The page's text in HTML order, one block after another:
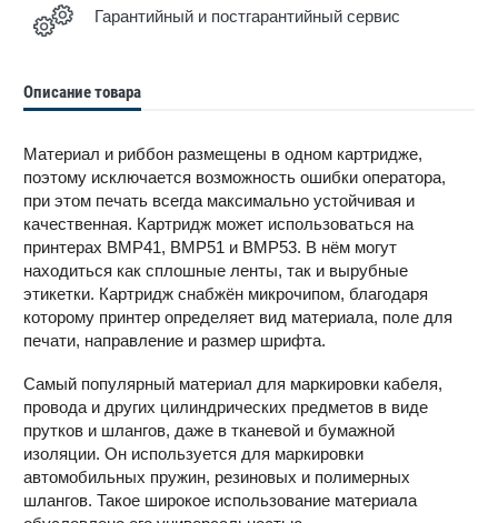
Гарантийный и постгарантийный сервис
Описание товара
Материал и риббон размещены в одном картридже,
поэтому исключается возможность ошибки оператора,
при этом печать всегда максимально устойчивая и
качественная. Картридж может использоваться на
принтерах BMP41, BMP51 и BMP53. В нём могут
находиться как сплошные ленты, так и вырубные
этикетки. Картридж снабжён микрочипом, благодаря
которому принтер определяет вид материала, поле для
печати, направление и размер шрифта.
Самый популярный материал для маркировки кабеля,
провода и других цилиндрических предметов в виде
прутков и шлангов, даже в тканевой и бумажной
изоляции. Он используется для маркировки
автомобильных пружин, резиновых и полимерных
шлангов. Такое широкое использование материала